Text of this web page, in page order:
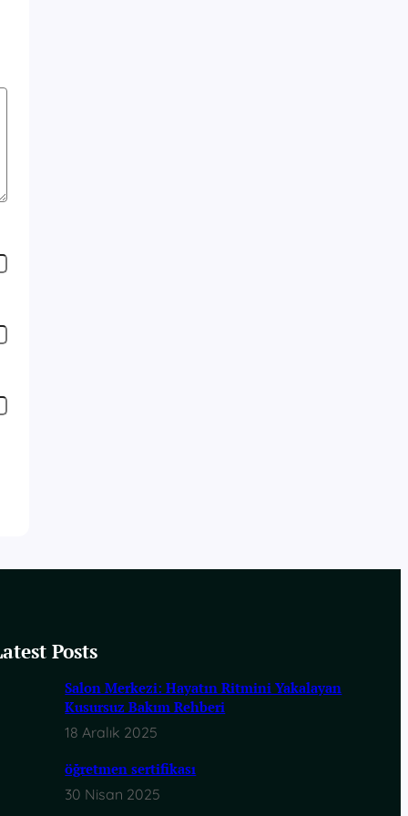
Posts
Salon Merkezi: Hayatın Ritmini Yakalayan
Kusursuz Bakım Rehberi
18 Aralık 2025
öğretmen sertifikası
30 Nisan 2025